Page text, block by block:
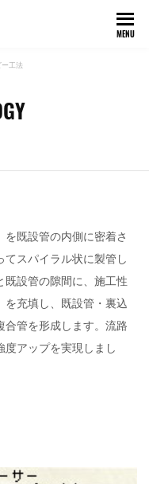
MENU
ー工法
既設管の内側に密着さ
スパイラル状に製管し
既設管の隙間に、施工性
を充填し、既設管・裏込
合管を形成します。流路
度アップを実現しまし